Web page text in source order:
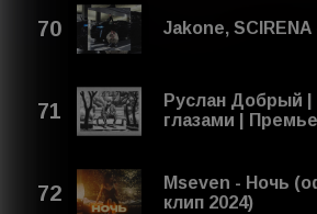
Jakone,
Руслан Добрый
глазами |
Mseven - Ночь
клип 2024)